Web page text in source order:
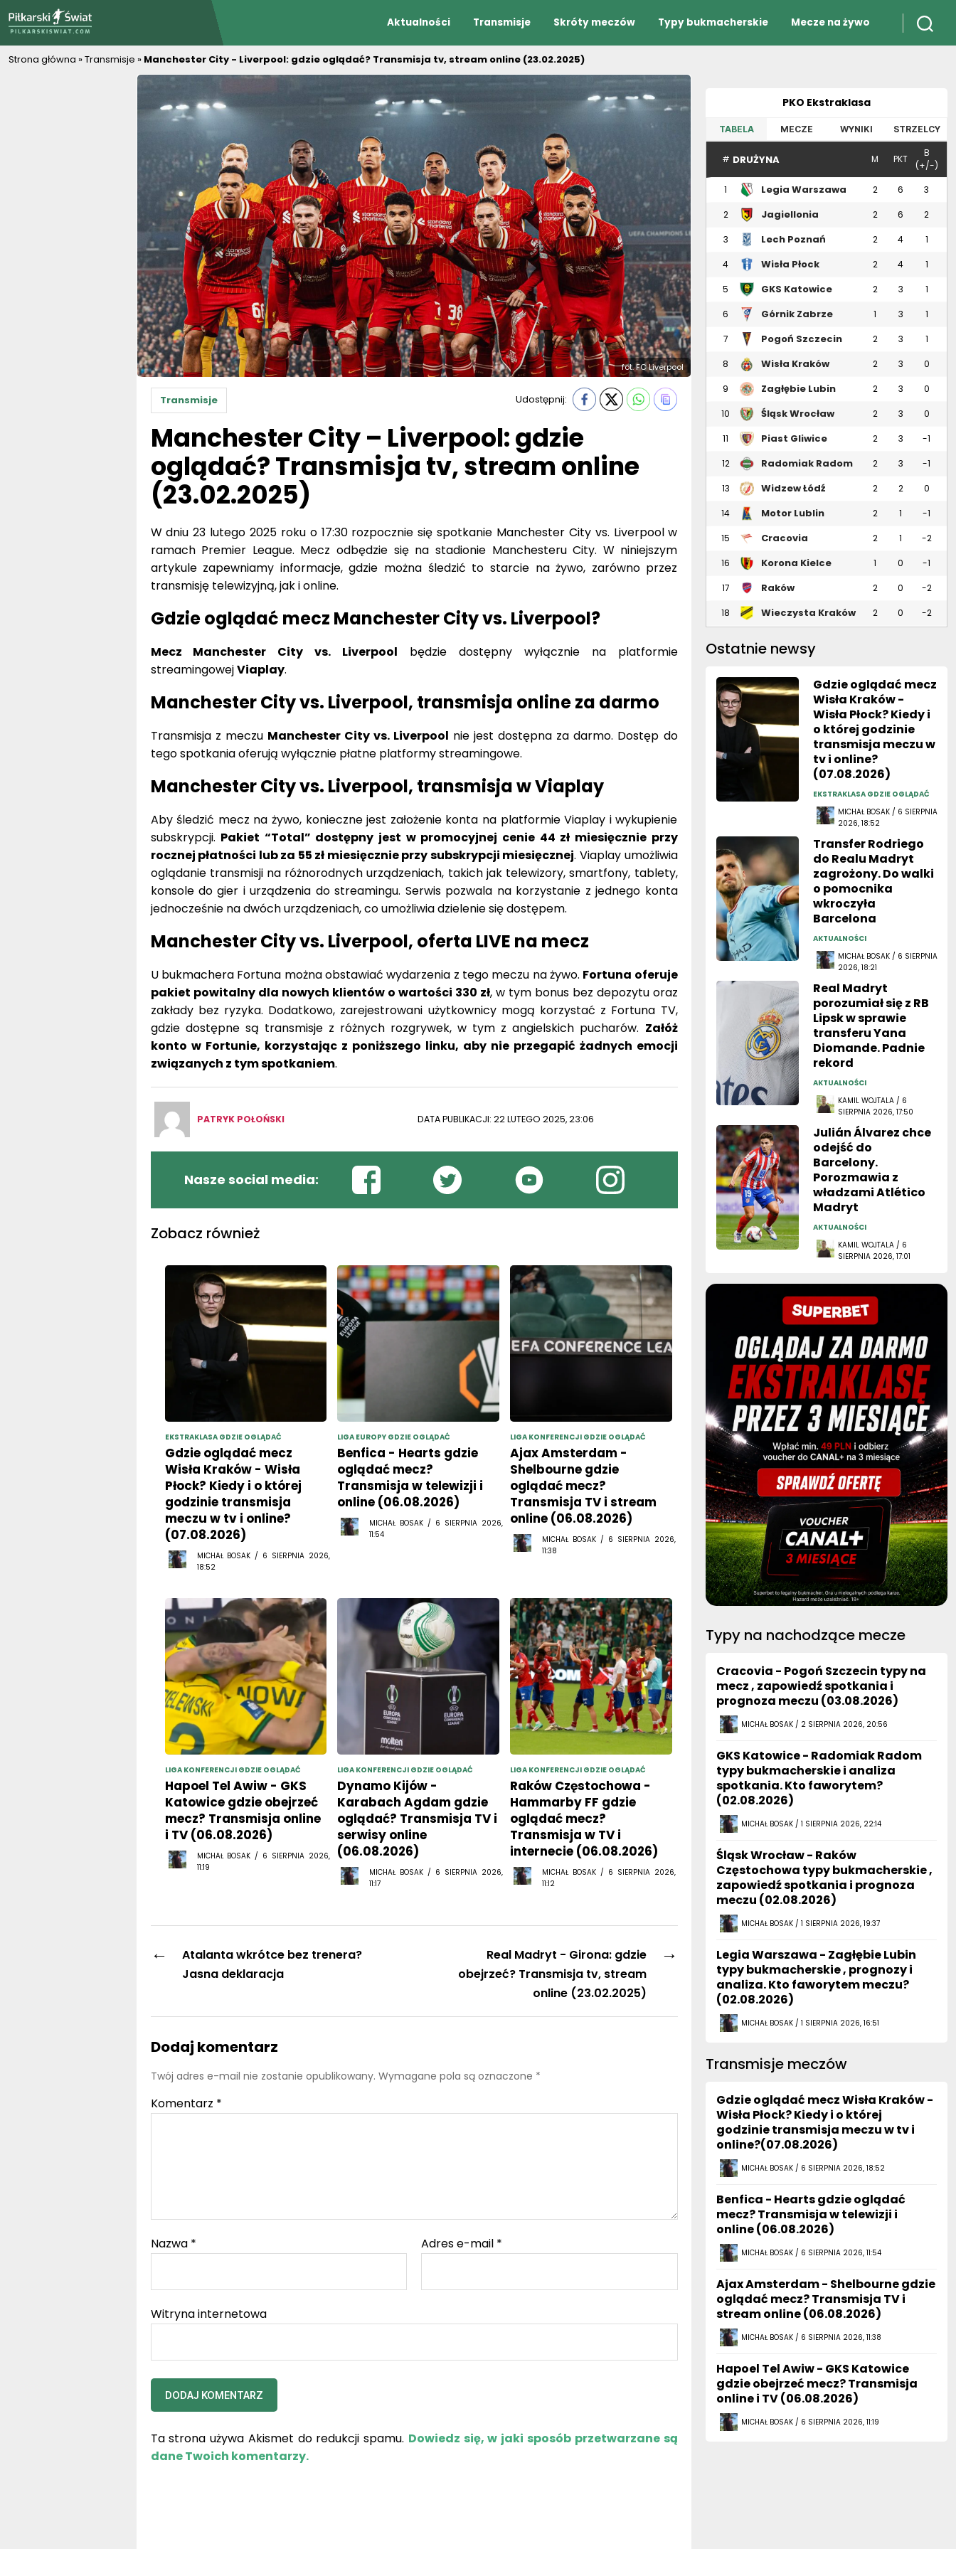
Aktualności Transmisje Skróty meczów Typy bukmacherskie Mecze na żywo
Strona główna »Transmisje » Manchester City - Liverpool: gdzie oglądać? Transmisja tv, stream online (23.02.2025)
fot. FC Liverpool
Transmisje Udostępnij:
Manchester City – Liverpool: gdzie
oglądać? Transmisja tv, stream online
(23.02.2025)
W dniu 23 lutego 2025 roku o 17:30 rozpocznie się spotkanie Manchester City vs. Liverpool w
ramach Premier League. Mecz odbędzie się na stadionie Manchesteru City. W niniejszym
artykule zapewniamy informacje, gdzie można śledzić to starcie na żywo, zarówno przez
transmisję telewizyjną, jak i online.
Gdzie oglądać mecz Manchester City vs. Liverpool?
Mecz Manchester City vs. Liverpool będzie dostępny wyłącznie na platformie
streamingowejViaplay.
Manchester City vs. Liverpool, transmisja online za darmo
Transmisja z meczu Manchester City vs. Liverpool nie jest dostępna za darmo. Dostęp do
tego spotkania oferują wyłącznie płatne platformy streamingowe.
Manchester City vs. Liverpool, transmisja w Viaplay
Aby śledzić mecz na żywo, konieczne jest założenie konta na platformie Viaplay i wykupienie
subskrypcji. Pakiet “Total” dostępny jest w promocyjnej cenie 44 zł miesięcznie przy
rocznej płatności lub za 55 zł miesięcznie przy subskrypcji miesięcznej. Viaplay umożliwia
oglądanie transmisji na różnorodnych urządzeniach, takich jak telewizory, smartfony, tablety,
konsole do gier i urządzenia do streamingu. Serwis pozwala na korzystanie z jednego konta
jednocześnie na dwóch urządzeniach, co umożliwia dzielenie się dostępem.
Manchester City vs. Liverpool, oferta LIVE na mecz
U bukmachera Fortuna można obstawiać wydarzenia z tego meczu na żywo. Fortuna oferuje
pakiet powitalny dla nowych klientów o wartości 330 zł, w tym bonus bez depozytu oraz
zakłady bez ryzyka. Dodatkowo, zarejestrowani użytkownicy mogą korzystać z Fortuna TV,
gdzie dostępne są transmisje z różnych rozgrywek, w tym z angielskich pucharów. Załóż
konto w Fortunie, korzystając z poniższego linku, aby nie przegapić żadnych emocji
związanych z tym spotkaniem.
PATRYK POŁOŃSKI DATA PUBLIKACJI: 22 LUTEGO 2025, 23:06
Nasze social media:
Zobacz również
EKSTRAKLASA GDZIE OGLĄDAĆ
Gdzie oglądać mecz
Wisła Kraków - Wisła
Płock? Kiedy i o której
godzinie transmisja
meczu w tv i online?
(07.08.2026)
MICHAŁ BOSAK / 6 SIERPNIA 2026,
18:52
LIGA EUROPY GDZIE OGLĄDAĆ
Benfica - Hearts gdzie
oglądać mecz?
Transmisja w telewizji i
online (06.08.2026)
MICHAŁ BOSAK / 6 SIERPNIA 2026,
11:54
LIGA KONFERENCJI GDZIE OGLĄDAĆ
Ajax Amsterdam -
Shelbourne gdzie
oglądać mecz?
Transmisja TV i stream
online (06.08.2026)
MICHAŁ BOSAK / 6 SIERPNIA 2026,
11:38
LIGA KONFERENCJI GDZIE OGLĄDAĆ
Hapoel Tel Awiw - GKS
Katowice gdzie obejrzeć
mecz? Transmisja online
i TV (06.08.2026)
MICHAŁ BOSAK / 6 SIERPNIA 2026,
11:19
LIGA KONFERENCJI GDZIE OGLĄDAĆ
Dynamo Kijów -
Karabach Agdam gdzie
oglądać? Transmisja TV i
serwisy online
(06.08.2026)
MICHAŁ BOSAK / 6 SIERPNIA 2026,
11:17
LIGA KONFERENCJI GDZIE OGLĄDAĆ
Raków Częstochowa -
Hammarby FF gdzie
oglądać mecz?
Transmisja w TV i
internecie (06.08.2026)
MICHAŁ BOSAK / 6 SIERPNIA 2026,
11:12
←
Atalanta wkrótce bez trenera?
Jasna deklaracja
→
Real Madryt - Girona: gdzie
obejrzeć? Transmisja tv, stream
online (23.02.2025)
Dodaj komentarz
Twój adres e-mail nie zostanie opublikowany. Wymagane pola są oznaczone *
Komentarz *
Nazwa * Adres e-mail *
Witryna internetowa
Ta strona używa Akismet do redukcji spamu. Dowiedz się, w jaki sposób przetwarzane są
dane Twoich komentarzy.
PKO Ekstraklasa
TABELA MECZE WYNIKI STRZELCY
# DRUŻYNA M PKT
B
(+/-)
1
Legia Warszawa 2 6 3
2
Jagiellonia
2 6 2
3 Lech Poznań 2 4 1
4 Wisła Płock 2 4 1
5 GKS Katowice 2 3 1
6 Górnik Zabrze 1 3 1
7 Pogoń Szczecin 2 3 1
8 Wisła Kraków 2 3 0
9 Zagłębie Lubin 2 3 0
10 Śląsk Wrocław 2 3 0
11 Piast Gliwice 2 3 -1
12 Radomiak Radom 2 3 -1
13 Widzew Łódź 2 2 0
14 Motor Lublin 2 1 -1
15 Cracovia 2 1 -2
16 Korona Kielce 1 0 -1
17
Raków
2 0 -2
18 Wieczysta Kraków 2 0 -2
Ostatnie newsy
Gdzie oglądać mecz
Wisła Kraków -
Wisła Płock? Kiedy i
o której godzinie
transmisja meczu w
tv i online?
(07.08.2026)
EKSTRAKLASA GDZIE OGLĄDAĆ
MICHAŁ BOSAK / 6 SIERPNIA
2026, 18:52
Transfer Rodriego
do Realu Madryt
zagrożony. Do walki
o pomocnika
wkroczyła
Barcelona
AKTUALNOŚCI
MICHAŁ BOSAK / 6 SIERPNIA
2026, 18:21
Real Madryt
porozumiał się z RB
Lipsk w sprawie
transferu Yana
Diomande. Padnie
rekord
AKTUALNOŚCI
KAMIL WOJTALA / 6
SIERPNIA 2026, 17:50
Julián Álvarez chce
odejść do
Barcelony.
Porozmawia z
władzami Atlético
Madryt
AKTUALNOŚCI
KAMIL WOJTALA / 6
SIERPNIA 2026, 17:01
Typy na nachodzące mecze
Cracovia - Pogoń Szczecin typy na
mecz , zapowiedź spotkania i
prognoza meczu (03.08.2026)
MICHAŁ BOSAK / 2 SIERPNIA 2026, 20:56
GKS Katowice - Radomiak Radom
typy bukmacherskie i analiza
spotkania. Kto faworytem?
(02.08.2026)
MICHAŁ BOSAK / 1 SIERPNIA 2026, 22:14
Śląsk Wrocław - Raków
Częstochowa typy bukmacherskie ,
zapowiedź spotkania i prognoza
meczu (02.08.2026)
MICHAŁ BOSAK / 1 SIERPNIA 2026, 19:37
Legia Warszawa - Zagłębie Lubin
typy bukmacherskie , prognozy i
analiza. Kto faworytem meczu?
(02.08.2026)
MICHAŁ BOSAK / 1 SIERPNIA 2026, 16:51
Transmisje meczów
Gdzie oglądać mecz Wisła Kraków -
Wisła Płock? Kiedy i o której
godzinie transmisja meczu w tv i
online?(07.08.2026)
MICHAŁ BOSAK / 6 SIERPNIA 2026, 18:52
Benfica - Hearts gdzie oglądać
mecz? Transmisja w telewizji i
online (06.08.2026)
MICHAŁ BOSAK / 6 SIERPNIA 2026, 11:54
Ajax Amsterdam - Shelbourne gdzie
oglądać mecz? Transmisja TV i
stream online (06.08.2026)
MICHAŁ BOSAK / 6 SIERPNIA 2026, 11:38
Hapoel Tel Awiw - GKS Katowice
gdzie obejrzeć mecz? Transmisja
online i TV (06.08.2026)
MICHAŁ BOSAK / 6 SIERPNIA 2026, 11:19